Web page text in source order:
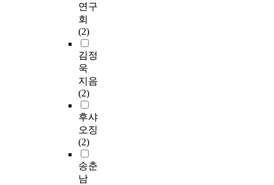
연구
회
(2)
김정
욱
지음
(2)
후샤
오징
(2)
송춘
남